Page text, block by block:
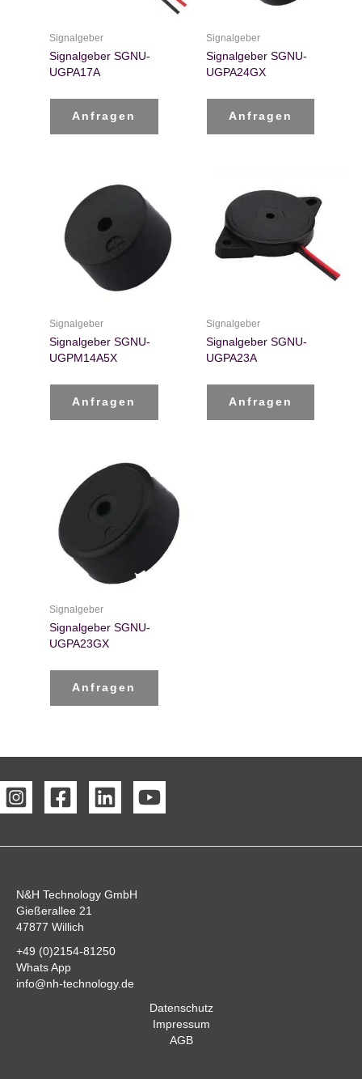
Signalgeber
Signalgeber SGNU-
UGPA17A
Anfragen
Signalgeber
Signalgeber SGNU-
UGPA24GX
Anfragen
Signalgeber
Signalgeber SGNU-
UGPM14A5X
Anfragen
Signalgeber
Signalgeber SGNU-
UGPA23A
Anfragen
Signalgeber
Signalgeber SGNU-
UGPA23GX
Anfragen
N&H Technology GmbH
Gießerallee 21
47877 Willich
+49 (0)2154-81250
Whats App
info@nh-technology.de
Datenschutz
Impressum
AGB